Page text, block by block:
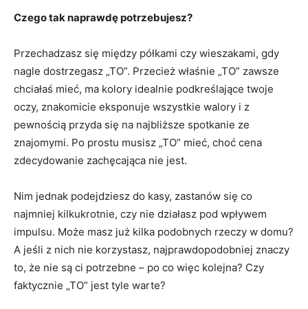
Czego tak naprawdę potrzebujesz?
Przechadzasz się między półkami czy wieszakami, gdy
nagle dostrzegasz „TO”. Przecież właśnie „TO” zawsze
chciałaś mieć, ma kolory idealnie podkreślające twoje
oczy, znakomicie eksponuje wszystkie walory i z
pewnością przyda się na najbliższe spotkanie ze
znajomymi. Po prostu musisz „TO” mieć, choć cena
zdecydowanie zachęcająca nie jest.
Nim jednak podejdziesz do kasy, zastanów się co
najmniej kilkukrotnie, czy nie działasz pod wpływem
impulsu. Może masz już kilka podobnych rzeczy w domu?
A jeśli z nich nie korzystasz, najprawdopodobniej znaczy
to, że nie są ci potrzebne – po co więc kolejna? Czy
faktycznie „TO” jest tyle warte?